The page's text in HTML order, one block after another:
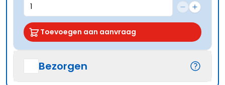
Toevoegen aan aanvraag
Bezorgen